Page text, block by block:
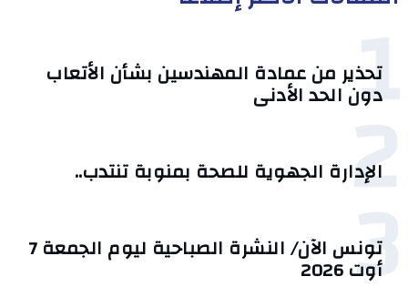
1
تحذير من عمادة المهندسين بشأن الأتعاب
دون الحد الأدنى
2
الإدارة الجهوية للصحة بمنوبة تنتدب..
3 تونس الآن/ النشرة الصباحية ليوم الجمعة 7
أوت 2026